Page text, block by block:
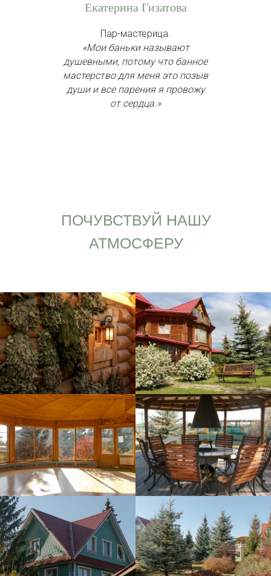
Екатерина Гизатова
Пар-мастерица.
«Мои баньки называют
душевными, потому что банное
мастерство для меня это позыв
души и все парения я провожу
от сердца.»
ПОЧУВСТВУЙ НАШУ
АТМОСФЕРУ